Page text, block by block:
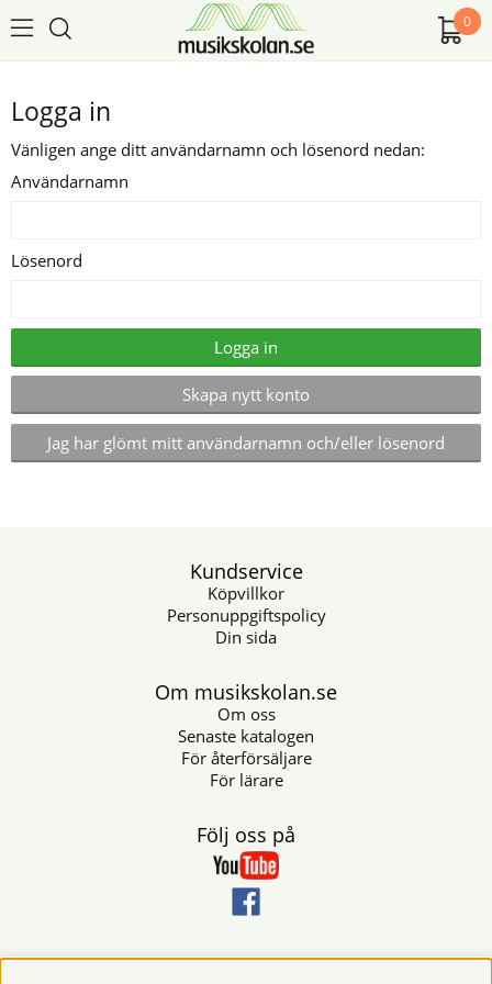
0
Logga in
Vänligen ange ditt användarnamn och lösenord nedan:
Användarnamn
Lösenord
Logga in
Skapa nytt konto
Jag har glömt mitt användarnamn och/eller lösenord
Kundservice
Köpvillkor
Personuppgiftspolicy
Din sida
Om musikskolan.se
Om oss
Senaste katalogen
För återförsäljare
För lärare
Följ oss på
Nyhetsbrev